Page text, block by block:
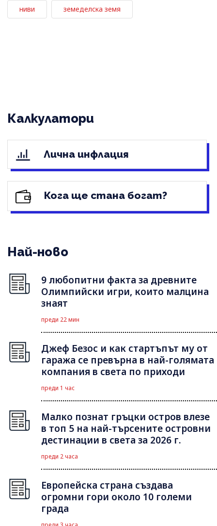
ниви земеделска земя
Калкулатори
Лична инфлация
Кога ще стана богат?
Най-ново
9 любопитни факта за древните
Олимпийски игри, които малцина
знаят
преди 22 мин
Джеф Безос и как стартъпът му от
гаража се превърна в най-голямата
компания в света по приходи
преди 1 час
Малко познат гръцки остров влезе
в топ 5 на най-търсените островни
дестинации в света за 2026 г.
преди 2 часа
Европейска страна създава
огромни гори около 10 големи
града